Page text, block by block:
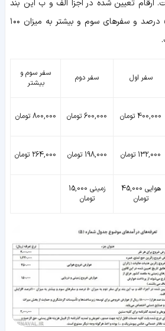
ارقام تعیین شده در اجزا الف و ب این بند
برای سفر دوم به میزان ۵۰ درصد و سفرهای سوم و بیشتر به میزان ۱۰۰
سفر اول سفر دوم
سفر سوم و
بیشتر
400,000 تومان 600,000 تومان 800,000 تومان
132,000 تومان 198,000 تومان 264,000 تومان
هوایی 45,000
تومان
زمینی 15,000
تومان